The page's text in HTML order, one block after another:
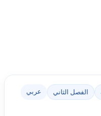
الفصل الثاني عربي